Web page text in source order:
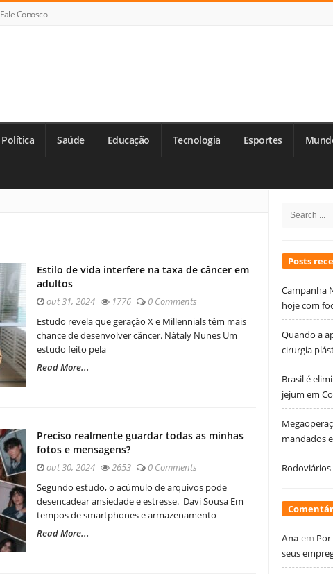
Fale Conosco
Política Saúde Educação Tecnologia Esportes
Estilo de vida interfere na taxa de câncer em
adultos
out 31, 2024 1776
0 Comments
Estudo revela que geração X e Millennials têm mais
chance de desenvolver câncer. Nátaly Nunes Um
estudo feito pela
Read More...
Preciso realmente guardar todas as minhas
fotos e mensagens?
out 30, 2024 2653
0 Comments
Segundo estudo, o acúmulo de arquivos pode
desencadear ansiedade e estresse. Davi Sousa Em
tempos de smartphones e armazenamento
Read More...
Sidebar
Search
Posts
Campanha
hoje com
Quando a
cirurgia
Brasil é
jejum em
mandados
Ana em
seus